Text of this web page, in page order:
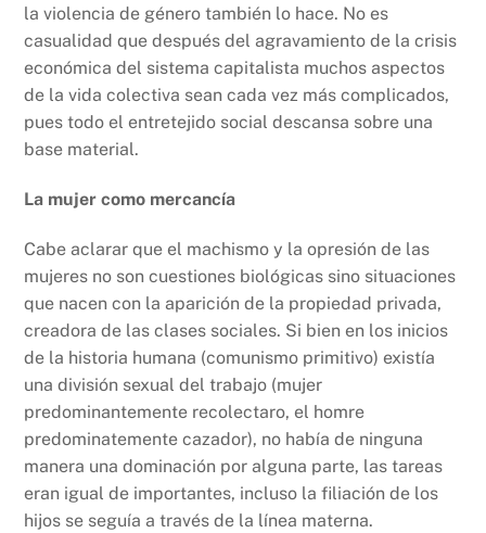
la violencia de género también lo hace. No es
casualidad que después del agravamiento de la crisis
económica del sistema capitalista muchos aspectos
de la vida colectiva sean cada vez más complicados,
pues todo el entretejido social descansa sobre una
base material.
La mujer como mercancía
Cabe aclarar que el machismo y la opresión de las
mujeres no son cuestiones biológicas sino situaciones
que nacen con la aparición de la propiedad privada,
creadora de las clases sociales. Si bien en los inicios
de la historia humana (comunismo primitivo) existía
una división sexual del trabajo (mujer
predominantemente recolectaro, el homre
predominatemente cazador), no había de ninguna
manera una dominación por alguna parte, las tareas
eran igual de importantes, incluso la filiación de los
hijos se seguía a través de la línea materna.